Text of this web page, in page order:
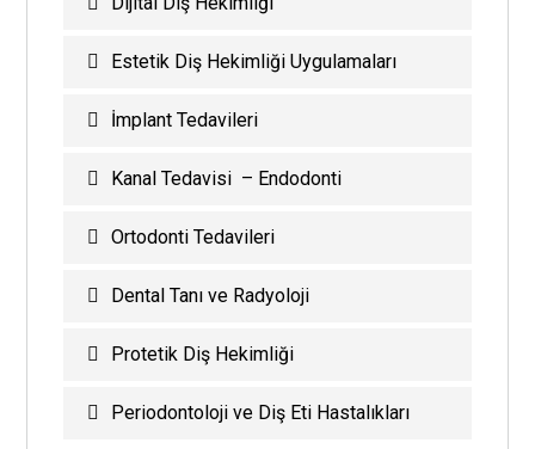
Estetik Diş Hekimliği Uygulamaları
İmplant Tedavileri
Kanal Tedavisi – Endodonti
Ortodonti Tedavileri
Dental Tanı ve Radyoloji
Protetik Diş Hekimliği
Periodontoloji ve Diş Eti Hastalıkları